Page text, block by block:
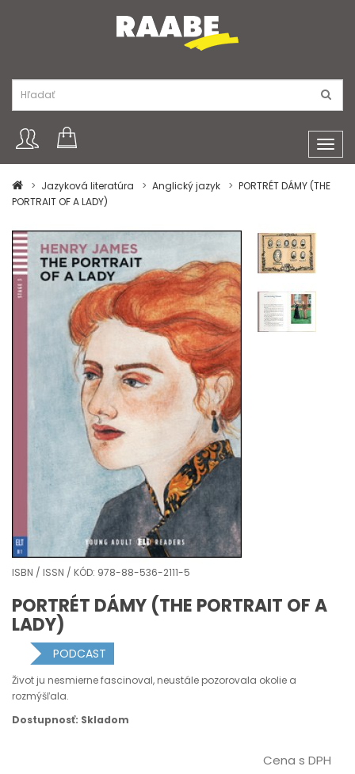
Jazyková literatúra
Anglický jazyk
PORTRÉT DÁMY (THE
PORTRAIT OF A LADY)
ISBN / ISSN / KÓD: 978-88-536-2111-5
PORTRÉT DÁMY (THE PORTRAIT OF A
LADY)
PODCAST
Život ju nesmierne fascinoval, neustále pozorovala okolie a
rozmýšľala.
Dostupnosť: Skladom
Cena s DPH